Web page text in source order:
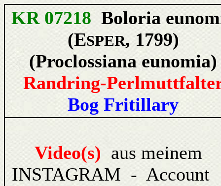
KR 07218 Boloria
(ESPER, 1799)
(Proclossiana eunomia)
Randring-
Bog Fritillary
Video(s) aus meinem
INSTAGRAM - Account